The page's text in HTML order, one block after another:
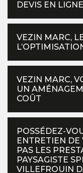
DEVIS EN LIGNE
VEZIN MARC,
VEZIN MARC,
UN
COÛT
POSSÉDEZ-
ENTRETIEN DE
PAS LES
PAYSAGISTE
VILLEFROUIN